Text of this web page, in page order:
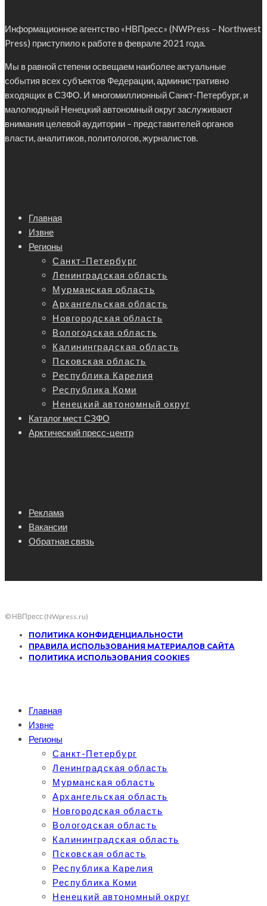
Информационное агентство «НВПресс» (NWPress – Northwest
Press) приступило к работе в феврале 2021 года.
Мы в равной степени освещаем наиболее актуальные
события всех субъектов Федерации, административно
входящих в СЗФО. И многомиллионный Санкт-Петербург, и
малолюдный Ненецкий автономный округ заслуживают
внимания целевой аудитории – представителей органов
власти, аналитиков, политологов, журналистов.
Главная
Извне
Регионы
Санкт-Петербург
Ленинградская область
Мурманская область
Архангельская область
Новгородская область
Вологодская область
Калининградская область
Псковская область
Республика Карелия
Республика Коми
Ненецкий автономный округ
Каталог мест СЗФО
Арктический пресс-центр
Реклама
Вакансии
Обратная связь
© НВПресс (NWpress.ru)
ПОЛИТИКА КОНФИДЕНЦИАЛЬНОСТИ
ПРАВИЛА ИСПОЛЬЗОВАНИЯ МАТЕРИАЛОВ САЙТА
ПОЛИТИКА ИСПОЛЬЗОВАНИЯ COOKIES
Главная
Извне
Регионы
Санкт-Петербург
Ленинградская область
Мурманская область
Архангельская область
Новгородская область
Вологодская область
Калининградская область
Псковская область
Республика Карелия
Республика Коми
Ненецкий автономный округ